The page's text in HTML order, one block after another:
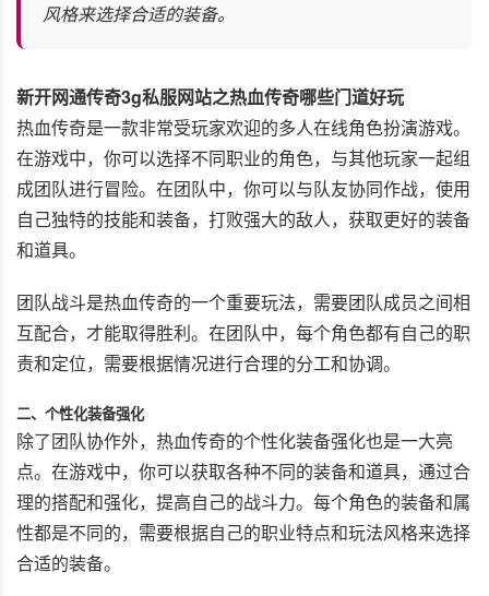
风格来选择合适的装备。
新开网通传奇3g私服网站之热血传奇哪些门道好玩
热血传奇是一款非常受玩家欢迎的多人在线角色扮演游戏。
在游戏中，你可以选择不同职业的角色，与其他玩家一起组
成团队进行冒险。在团队中，你可以与队友协同作战，使用
自己独特的技能和装备，打败强大的敌人，获取更好的装备
和道具。
团队战斗是热血传奇的一个重要玩法，需要团队成员之间相
互配合，才能取得胜利。在团队中，每个角色都有自己的职
责和定位，需要根据情况进行合理的分工和协调。
二、个性化装备强化
除了团队协作外，热血传奇的个性化装备强化也是一大亮
点。在游戏中，你可以获取各种不同的装备和道具，通过合
理的搭配和强化，提高自己的战斗力。每个角色的装备和属
性都是不同的，需要根据自己的职业特点和玩法风格来选择
合适的装备。